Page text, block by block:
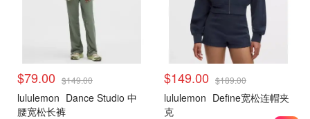
$79.00 $149.00
lululemon Dance Studio 中
腰宽松长裤
$149.00 $189.00
lululemon Define宽松连帽夹
克